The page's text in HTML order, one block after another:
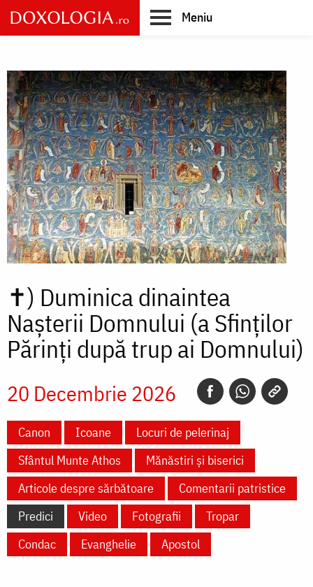
Skip
to
main
Meniu
✝) Duminica dinaintea
Nașterii Domnului (a Sfinților
Părinți după trup ai Domnului)
20 Decembrie 2026
Canon Icoane
Locuri de pelerinaj
Sfântul Munte Athos
Mănăstiri și biserici
Articole despre sărbătoare
Comentarii patristice
Predici
Video Fotografii
Tropar
Condac
Evanghelie Apostol